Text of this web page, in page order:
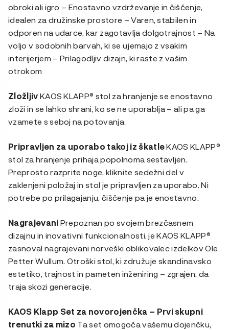
obroki ali igro – Enostavno vzdrževanje in čiščenje,
idealen za družinske prostore – Varen, stabilen in
odporen na udarce, kar zagotavlja dolgotrajnost – Na
voljo v sodobnih barvah, ki se ujemajo z vsakim
interijerjem – Prilagodljiv dizajn, ki raste z vašim
otrokom
ZložljivKAOS KLAPP® stol za hranjenje se enostavno
zloži in se lahko shrani, ko se ne uporablja – ali pa ga
vzamete s seboj na potovanja.
Pripravljen za uporabo takoj iz škatleKAOS KLAPP®
stol za hranjenje prihaja popolnoma sestavljen.
Preprosto razprite noge, kliknite sedežni del v
zaklenjeni položaj in stol je pripravljen za uporabo. Ni
potrebe po prilagajanju, čiščenje pa je enostavno.
NagrajevaniPrepoznan po svojem brezčasnem
dizajnu in inovativni funkcionalnosti, je KAOS KLAPP®
zasnoval nagrajevani norveški oblikovalec izdelkov Ole
Petter Wullum. Otroški stol, ki združuje skandinavsko
estetiko, trajnost in pameten inženiring – zgrajen, da
traja skozi generacije.
KAOS Klapp Set za novorojenčka – Prvi skupni
trenutki za mizo Ta set omogoča vašemu dojenčku,